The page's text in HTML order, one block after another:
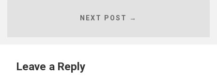
NEXT POST →
Leave a Reply